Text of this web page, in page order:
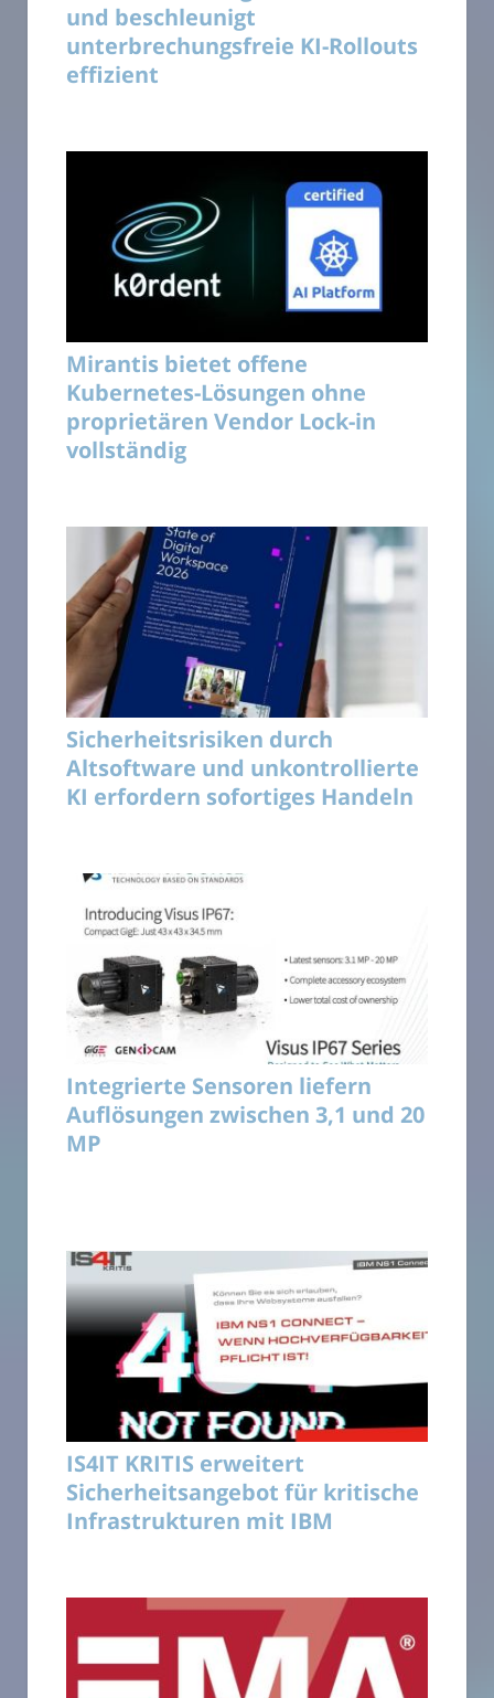
und beschleunigt
unterbrechungsfreie KI-Rollouts
effizient
Mirantis bietet offene
Kubernetes-Lösungen ohne
proprietären Vendor Lock-in
vollständig
Sicherheitsrisiken durch
Altsoftware und unkontrollierte
KI erfordern sofortiges Handeln
Integrierte Sensoren liefern
Auflösungen zwischen 3,1 und 20
MP
IS4IT KRITIS erweitert
Sicherheitsangebot für kritische
Infrastrukturen mit IBM